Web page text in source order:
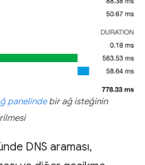
panelindebir ağ isteğinin
DNS araması,